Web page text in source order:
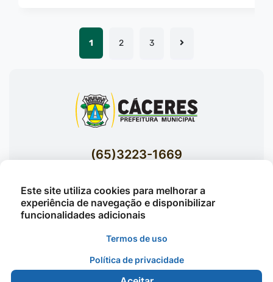
1 2 3
(65)3223-1669
Acessar E-mails Institucionais
Av. Brasil nº 119 Bairro Jardim Celeste -
©2026 - Prefeitura Municipal de Cáceres - Todos os
Este site utiliza cookies para melhorar a
experiência de navegação e disponibilizar
funcionalidades adicionais
Termos de uso
Política de privacidade